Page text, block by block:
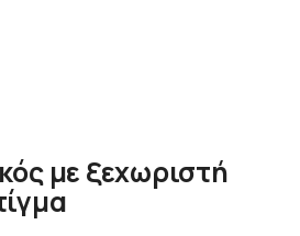
με ξεχωριστή